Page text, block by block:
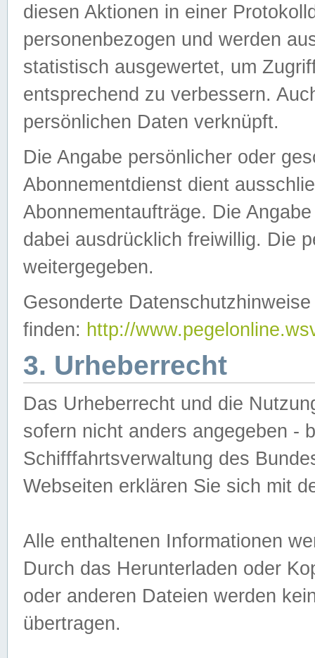
diesen Aktionen in einer
personenbezogen und werden
statistisch ausgewertet, um
entsprechend zu verbessern.
persönlichen Daten verknüpft.
Die Angabe persönlicher oder
Abonnementdienst dient
Abonnementaufträge. Die
dabei ausdrücklich freiwillig. Die
weitergegeben.
Gesonderte
finden: http://
3. Urheberrecht
Das Urheberrecht und die
sofern nicht anders angegeben -
Schifffahrtsverwaltung des
Webseiten erklären Sie sich mit
Alle enthaltenen Informationen
Durch das Herunterladen oder
oder anderen Dateien werden
übertragen.